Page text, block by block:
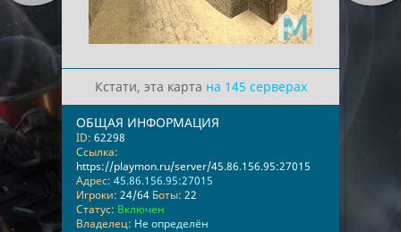
Кстати, эта карта на 145 серверах
ОБЩАЯ ИНФОРМАЦИЯ
ID: 62298
Ссылка:
https://playmon.ru/server/45.86.156.95:27015
Адрес: 45.86.156.95:27015
Игроки: 24/64 Боты: 22
Статус: Включен
Владелец: Не определён